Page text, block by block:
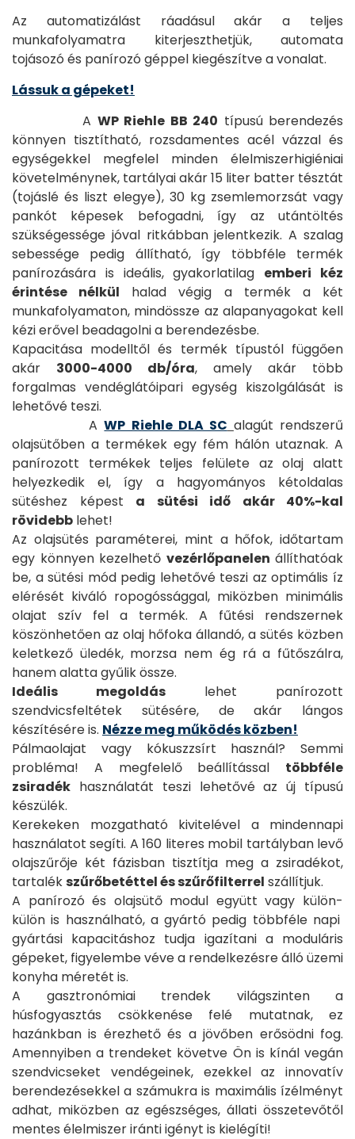
Az automatizálást ráadásul akár a teljes
munkafolyamatra kiterjeszthetjük, automata
tojásozó és panírozó géppel kiegészítve a vonalat.
Lássuk a gépeket!
A WP Riehle BB 240 típusú berendezés
könnyen tisztítható, rozsdamentes acél vázzal és
egységekkel megfelel minden élelmiszerhigiéniai
követelménynek, tartályai akár 15 liter batter tésztát
(tojáslé és liszt elegye), 30 kg zsemlemorzsát vagy
pankót képesek befogadni, így az utántöltés
szükségessége jóval ritkábban jelentkezik. A szalag
sebessége pedig állítható, így többféle termék
panírozására is ideális, gyakorlatilag emberi kéz
érintése nélkül halad végig a termék a két
munkafolyamaton, mindössze az alapanyagokat kell
kézi erővel beadagolni a berendezésbe.
Kapacitása modelltől és termék típustól függően
akár 3000-4000 db/óra, amely akár több
forgalmas vendéglátóipari egység kiszolgálását is
lehetővé teszi.
AWP Riehle DLA SC alagút rendszerű
olajsütőben a termékek egy fém hálón utaznak. A
panírozott termékek teljes felülete az olaj alatt
helyezkedik el, így a hagyományos kétoldalas
sütéshez képest a sütési idő akár 40%-kal
rövidebb lehet!
Az olajsütés paraméterei, mint a hőfok, időtartam
egy könnyen kezelhető vezérlőpanelen állíthatóak
be, a sütési mód pedig lehetővé teszi az optimális íz
elérését kiváló ropogóssággal, miközben minimális
olajat szív fel a termék. A fűtési rendszernek
köszönhetően az olaj hőfoka állandó, a sütés közben
keletkező üledék, morzsa nem ég rá a fűtőszálra,
hanem alatta gyűlik össze.
Ideális megoldás lehet panírozott
szendvicsfeltétek sütésére, de akár lángos
készítésére is. Nézze meg működés közben!
Pálmaolajat vagy kókuszzsírt használ? Semmi
probléma! A megfelelő beállítással többféle
zsiradék használatát teszi lehetővé az új típusú
készülék.
Kerekeken mozgatható kivitelével a mindennapi
használatot segíti. A 160 literes mobil tartályban levő
olajszűrője két fázisban tisztítja meg a zsiradékot,
tartalékszűrőbetéttel és szűrőfilterrel szállítjuk.
A panírozó és olajsütő modul együtt vagy külön-
külön is használható, a gyártó pedig többféle napi
gyártási kapacitáshoz tudja igazítani a moduláris
gépeket, figyelembe véve a rendelkezésre álló üzemi
konyha méretét is.
A gasztronómiai trendek világszinten a
húsfogyasztás csökkenése felé mutatnak, ez
hazánkban is érezhető és a jövőben erősödni fog.
Amennyiben a trendeket követve Ön is kínál vegán
szendvicseket vendégeinek, ezekkel az innovatív
berendezésekkel a számukra is maximális ízélményt
adhat, miközben az egészséges, állati összetevőtől
mentes élelmiszer iránti igényt is kielégíti!